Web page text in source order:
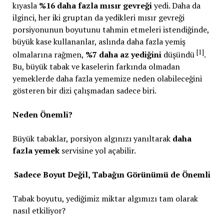
kıyasla %16 daha fazla mısır gevreğiyedi. Daha da
ilginci, her iki gruptan da yedikleri mısır gevreği
porsiyonunun boyutunu tahmin etmeleri istendiğinde,
büyük kase kullananlar, aslında daha fazla yemiş
olmalarına rağmen, %7 daha az yediğinidüşündü [1].
Bu, büyük tabak ve kaselerin farkında olmadan
yemeklerde daha fazla yememize neden olabileceğini
gösteren bir dizi çalışmadan sadece biri.
Neden Önemli?
Büyük tabaklar, porsiyon algınızı yanıltarak daha
fazla yemekservisine yol açabilir.
Sadece Boyut Değil, Tabağın Görünümü de Önemli
Tabak boyutu, yediğimiz miktar algımızı tam olarak
nasıl etkiliyor?